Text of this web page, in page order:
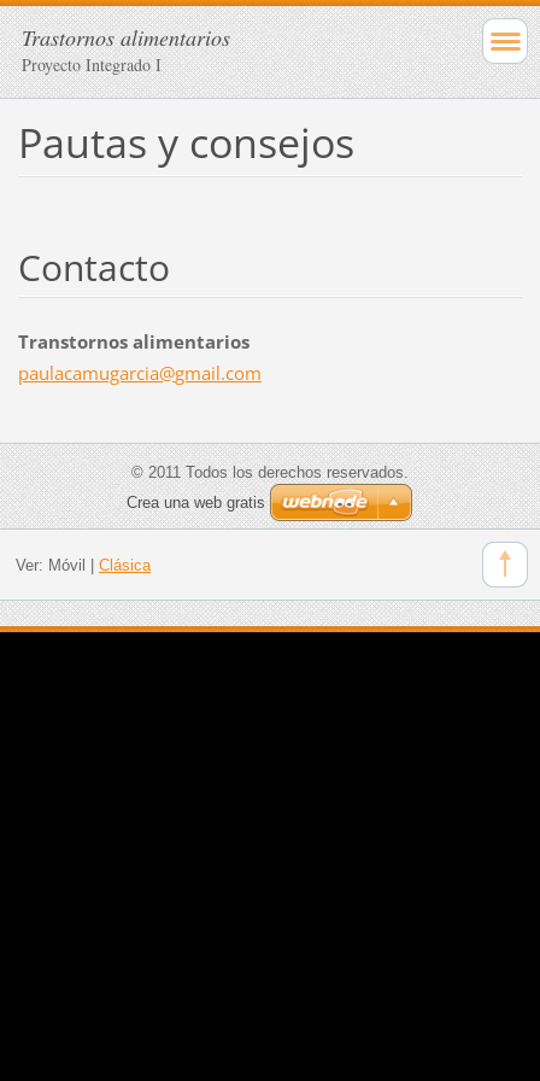
Trastornos alimentarios
Proyecto Integrado I
Pautas y consejos
Contacto
Transtornos alimentarios
paulacamugarcia@gmail.com
© 2011 Todos los derechos reservados.
Crea una web gratis
Ver: Móvil Clásica